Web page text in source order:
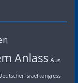
Anlass Aus
Israelkongress